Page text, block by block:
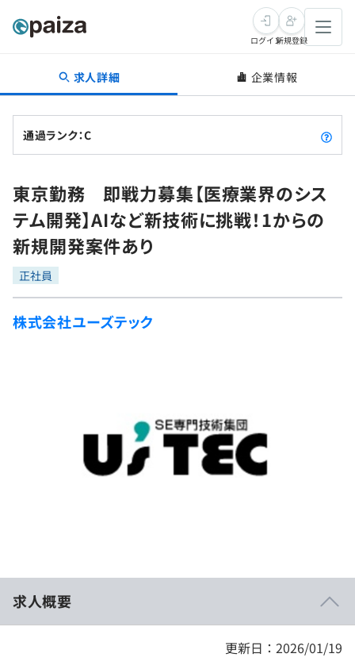
転職・キャリア
転職成功ガイド
転職エージェント
インタビュー
転職成功ガイド
新卒就活
求人検索
本選考
インターン
新卒エージェント
学習
問題集
4択課題
契約内容・クーポン
プログラミング言語
ゲーム・マンガ
ログイン新規登録
求人詳細 企業情報
通過ランク：C
東京勤務 即戦力募集【医療業界のシス
テム開発】AIなど新技術に挑戦！1からの
新規開発案件あり
正社員
株式会社ユーズテック
求人概要
更新日：2026/01/19